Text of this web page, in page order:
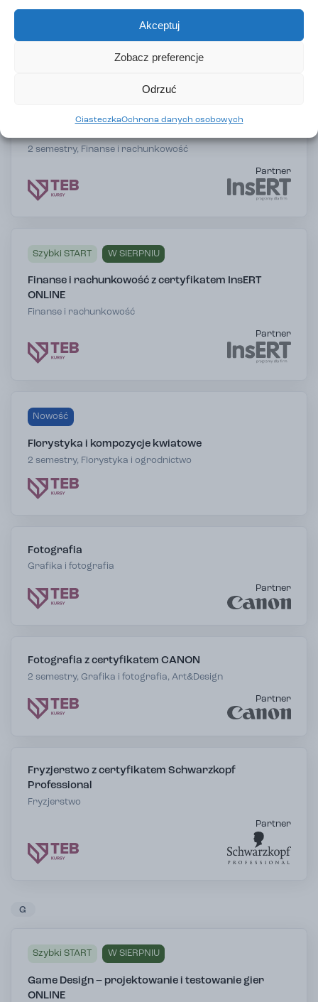
Akceptuj
Odrzuć
Zobacz preferencje
CiasteczkaOchrona danych osobowych
Fashion Design – podstawy projektowania ubioru
2 semestry, Art&Design
2 semestry, Finanse i rachunkowość
Partner
Szybki START W SIERPNIU
Finanse i rachunkowość z certyfikatem InsERT
ONLINE
Finanse i rachunkowość
Partner
Nowość
Florystyka i kompozycje kwiatowe
2 semestry, Florystyka i ogrodnictwo
Fotografia
Grafika i fotografia
Partner
Fotografia z certyfikatem CANON
2 semestry, Grafika i fotografia, Art&Design
Partner
Fryzjerstwo z certyfikatem Schwarzkopf
Professional
Fryzjerstwo
Partner
G
Szybki START W SIERPNIU
Game Design – projektowanie i testowanie gier
ONLINE